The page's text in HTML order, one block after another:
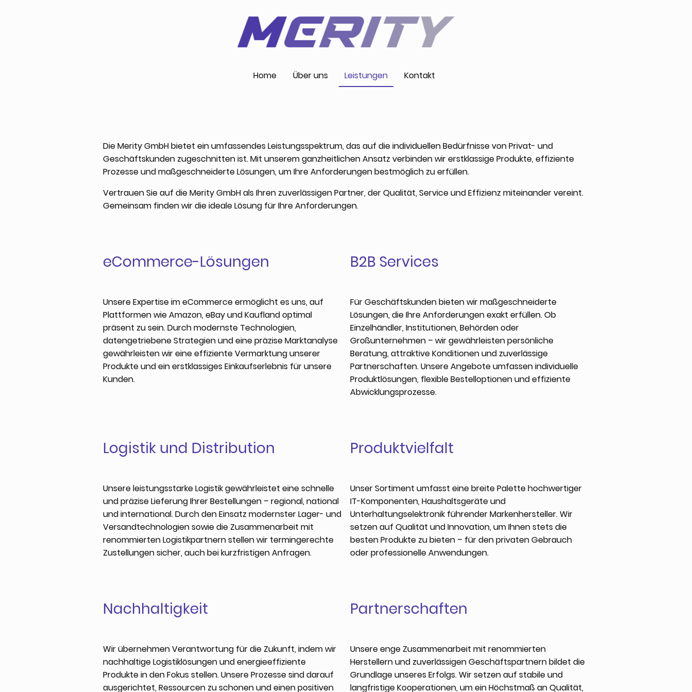
Home Über uns Leistungen Kontakt
Die Merity GmbH bietet ein umfassendes Leistungsspektrum, das auf die individuellen Bedürfnisse von Privat- und
Geschäftskunden zugeschnitten ist. Mit unserem ganzheitlichen Ansatz verbinden wir erstklassige Produkte, effiziente
Prozesse und maßgeschneiderte Lösungen, um Ihre Anforderungen bestmöglich zu erfüllen.
Vertrauen Sie auf die Merity GmbH als Ihren zuverlässigen Partner, der Qualität, Service und Effizienz miteinander vereint.
Gemeinsam finden wir die ideale Lösung für Ihre Anforderungen.
eCommerce-Lösungen
Unsere Expertise im eCommerce ermöglicht es uns, auf
Plattformen wie Amazon, eBay und Kaufland optimal
präsent zu sein. Durch modernste Technologien,
datengetriebene Strategien und eine präzise Marktanalyse
gewährleisten wir eine effiziente Vermarktung unserer
Produkte und ein erstklassiges Einkaufserlebnis für unsere
Kunden.
B2B Services
Für Geschäftskunden bieten wir maßgeschneiderte
Lösungen, die Ihre Anforderungen exakt erfüllen. Ob
Einzelhändler, Institutionen, Behörden oder
Großunternehmen – wir gewährleisten persönliche
Beratung, attraktive Konditionen und zuverlässige
Partnerschaften. Unsere Angebote umfassen individuelle
Produktlösungen, flexible Bestelloptionen und effiziente
Abwicklungsprozesse.
Logistik und Distribution
Unsere leistungsstarke Logistik gewährleistet eine schnelle
und präzise Lieferung Ihrer Bestellungen – regional, national
und international. Durch den Einsatz modernster Lager- und
Versandtechnologien sowie die Zusammenarbeit mit
renommierten Logistikpartnern stellen wir termingerechte
Zustellungen sicher, auch bei kurzfristigen Anfragen.
Produktvielfalt
Unser Sortiment umfasst eine breite Palette hochwertiger
IT-Komponenten, Haushaltsgeräte und
Unterhaltungselektronik führender Markenhersteller. Wir
setzen auf Qualität und Innovation, um Ihnen stets die
besten Produkte zu bieten – für den privaten Gebrauch
oder professionelle Anwendungen.
Nachhaltigkeit
Wir übernehmen Verantwortung für die Zukunft, indem wir
nachhaltige Logistiklösungen und energieeffiziente
Produkte in den Fokus stellen. Unsere Prozesse sind darauf
ausgerichtet, Ressourcen zu schonen und einen positiven
Partnerschaften
Unsere enge Zusammenarbeit mit renommierten
Herstellern und zuverlässigen Geschäftspartnern bildet die
Grundlage unseres Erfolgs. Wir setzen auf stabile und
langfristige Kooperationen, um ein Höchstmaß an Qualität,